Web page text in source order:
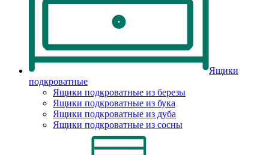
Ящики
подкроватные
Ящики подкроватные из березы
Ящики подкроватные из бука
Ящики подкроватные из дуба
Ящики подкроватные из сосны